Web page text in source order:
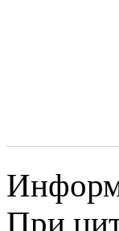
При